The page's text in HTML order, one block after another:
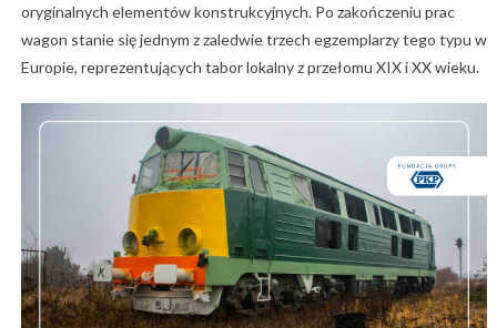
oryginalnych elementów konstrukcyjnych. Po zakończeniu prac
wagon stanie się jednym z zaledwie trzech egzemplarzy tego typu w
Europie, reprezentujących tabor lokalny z przełomu XIX i XX wieku.